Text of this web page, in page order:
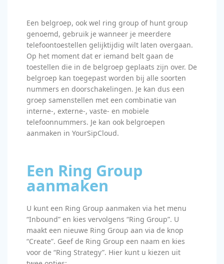
Een belgroep, ook wel ring group of hunt group
genoemd, gebruik je wanneer je meerdere
telefoontoestellen gelijktijdig wilt laten overgaan.
Op het moment dat er iemand belt gaan de
toestellen die in de belgroep geplaats zijn over. De
belgroep kan toegepast worden bij alle soorten
nummers en doorschakelingen. Je kan dus een
groep samenstellen met een combinatie van
interne-, externe-, vaste- en mobiele
telefoonnummers. Je kan ook belgroepen
aanmaken in YourSipCloud.
Een Ring Group
aanmaken
U kunt een Ring Group aanmaken via het menu
“Inbound” en kies vervolgens “Ring Group”. U
maakt een nieuwe Ring Group aan via de knop
“Create”. Geef de Ring Group een naam en kies
voor de “Ring Strategy”. Hier kunt u kiezen uit